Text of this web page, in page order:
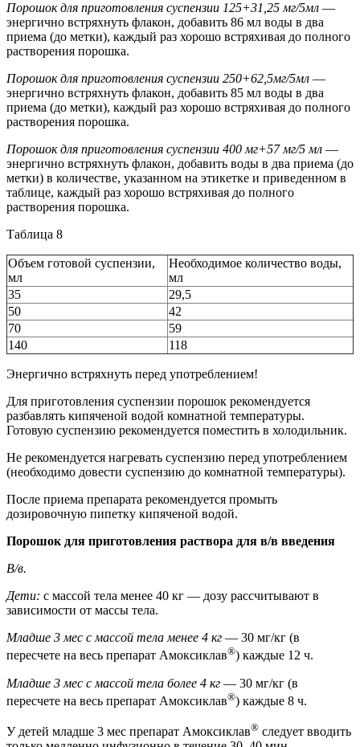
Порошок для приготовления суспензии 125+31,25 мг/5мл —
энергично встряхнуть флакон, добавить 86 мл воды в два
приема (до метки), каждый раз хорошо встряхивая до полного
растворения порошка.
Порошок для приготовления суспензии 250+62,5мг/5мл —
энергично встряхнуть флакон, добавить 85 мл воды в два
приема (до метки), каждый раз хорошо встряхивая до полного
растворения порошка.
Порошок для приготовления суспензии 400 мг+57 мг/5 мл —
энергично встряхнуть флакон, добавить воды в два приема (до
метки) в количестве, указанном на этикетке и приведенном в
таблице, каждый раз хорошо встряхивая до полного
растворения порошка.
Таблица 8
Объем готовой суспензии,
мл
Необходимое количество воды,
мл
35
29,5
50
42
70
59
140
118
Энергично встряхнуть перед употреблением!
Для приготовления суспензии порошок рекомендуется
разбавлять кипяченой водой комнатной температуры.
Готовую суспензию рекомендуется поместить в холодильник.
Не рекомендуется нагревать суспензию перед употреблением
(необходимо довести суспензию до комнатной температуры).
После приема препарата рекомендуется промыть
дозировочную пипетку кипяченой водой.
Порошок для приготовления раствора для в/в введения
В/в.
Дети: с массой тела менее 40 кг — дозу рассчитывают в
зависимости от массы тела.
Младше 3 мес с массой тела менее 4 кг — 30 мг/кг (в
пересчете на весь препарат Амоксиклав®) каждые 12 ч.
Младше 3 мес с массой тела более 4 кг — 30 мг/кг (в
пересчете на весь препарат Амоксиклав®) каждые 8 ч.
У детей младше 3 мес препарат Амоксиклав® следует вводить